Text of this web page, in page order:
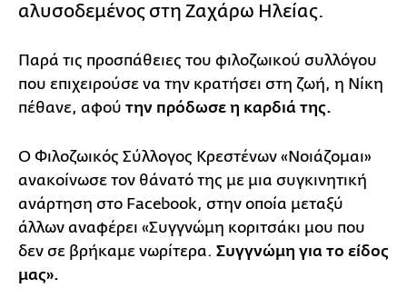
αλυσοδεμένος στη Ζαχάρω Ηλείας.
Παρά τις προσπάθειες του φιλοζωικού συλλόγου
που επιχειρούσε να την κρατήσει στη ζωή, η Νίκη
πέθανε, αφού την πρόδωσε η καρδιά της.
Ο Φιλοζωικός Σύλλογος Κρεστένων «Νοιάζομαι»
ανακοίνωσε τον θάνατό της με μια συγκινητική
ανάρτηση στο Facebook, στην οποία μεταξύ
άλλων αναφέρει «Συγγνώμη κοριτσάκι μου που
δεν σε βρήκαμε νωρίτερα. Συγγνώμη για το είδος
μας».